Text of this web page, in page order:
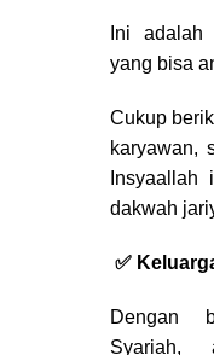
Ini adalah
yang bisa
Cukup
karyawan,
Insyaallah
dakwah
✅
Dengan
Syariah,